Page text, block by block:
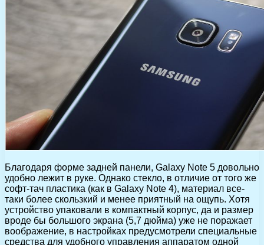
Благодаря форме задней панели, Galaxy Note 5 довольно
удобно лежит в руке. Однако стекло, в отличие от того же
софт-тач пластика (как в Galaxy Note 4), материал все-
таки более скользкий и менее приятный на ощупь. Хотя
устройство упаковали в компактный корпус, да и размер
вроде бы большого экрана (5,7 дюйма) уже не поражает
воображение, в настройках предусмотрели специальные
средства для удобного управления аппаратом одной